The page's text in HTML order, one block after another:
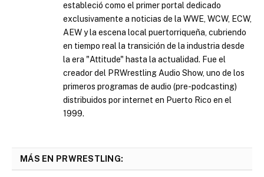
estableció como el primer portal dedicado
exclusivamente a noticias de la WWE, WCW, ECW,
AEW y la escena local puertorriqueña, cubriendo
en tiempo real la transición de la industria desde
la era "Attitude" hasta la actualidad. Fue el
creador del PRWrestling Audio Show, uno de los
primeros programas de audio (pre-podcasting)
distribuidos por internet en Puerto Rico en el
1999.
MÁS EN PRWRESTLING: